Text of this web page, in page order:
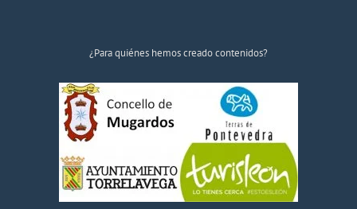
¿Para quiénes hemos creado contenidos?